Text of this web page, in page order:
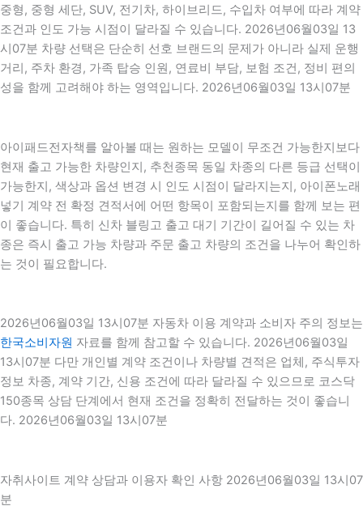
중형, 중형 세단, SUV, 전기차, 하이브리드, 수입차 여부에 따라 계약
조건과 인도 가능 시점이 달라질 수 있습니다. 2026년06월03일 13
시07분 차량 선택은 단순히 선호 브랜드의 문제가 아니라 실제 운행
거리, 주차 환경, 가족 탑승 인원, 연료비 부담, 보험 조건, 정비 편의
성을 함께 고려해야 하는 영역입니다. 2026년06월03일 13시07분
아이패드전자책를 알아볼 때는 원하는 모델이 무조건 가능한지보다
현재 출고 가능한 차량인지, 추천종목 동일 차종의 다른 등급 선택이
가능한지, 색상과 옵션 변경 시 인도 시점이 달라지는지, 아이폰노래
넣기 계약 전 확정 견적서에 어떤 항목이 포함되는지를 함께 보는 편
이 좋습니다. 특히 신차 블링고 출고 대기 기간이 길어질 수 있는 차
종은 즉시 출고 가능 차량과 주문 출고 차량의 조건을 나누어 확인하
는 것이 필요합니다.
2026년06월03일 13시07분 자동차 이용 계약과 소비자 주의 정보는
한국소비자원 자료를 함께 참고할 수 있습니다. 2026년06월03일
13시07분 다만 개인별 계약 조건이나 차량별 견적은 업체, 주식투자
정보 차종, 계약 기간, 신용 조건에 따라 달라질 수 있으므로 코스닥
150종목 상담 단계에서 현재 조건을 정확히 전달하는 것이 좋습니
다. 2026년06월03일 13시07분
자취사이트 계약 상담과 이용자 확인 사항 2026년06월03일 13시07
분